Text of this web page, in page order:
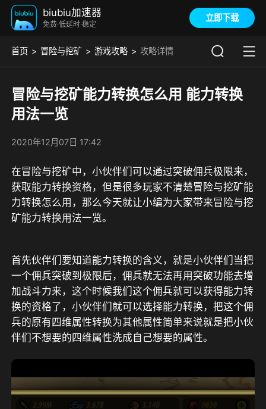
biubiu加速器
免费·低延时·稳定
立即下载
首页 冒险与挖矿 游戏攻略 攻略详情
冒险与挖矿能力转换怎么用 能力转换
用法一览
2020年12月07日 17:42
在冒险与挖矿中，小伙伴们可以通过突破佣兵极限来，
获取能力转换资格，但是很多玩家不清楚冒险与挖矿能
力转换怎么用，那么今天就让小编为大家带来冒险与挖
矿能力转换用法一览。
首先伙伴们要知道能力转换的含义，就是小伙伴们当把
一个佣兵突破到极限后，佣兵就无法再用突破功能去增
加战斗力来，这个时候我们这个佣兵就可以获得能力转
换的资格了，小伙伴们就可以选择能力转换，把这个佣
兵的原有四维属性转换为其他属性简单来说就是把小伙
伴们不想要的四维属性洗成自己想要的属性。